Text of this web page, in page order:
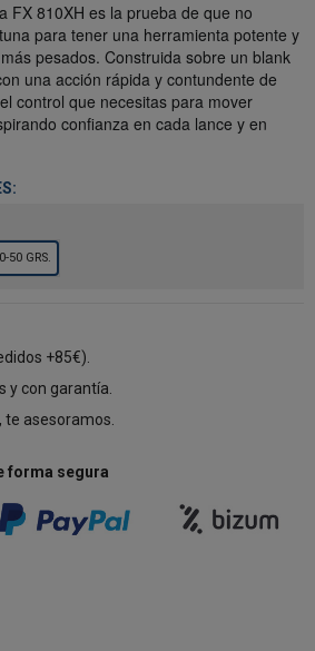
FX 810XH es la prueba de que no
para tener una herramienta potente y
pesados. Construida sobre un blank
una acción rápida y contundente de
control que necesitas para mover
confianza en cada lance y en
50 GRS.
+85€).
y con garantía.
te asesoramos.
forma segura